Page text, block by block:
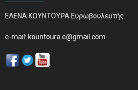
ΕΛΕΝΑ ΚΟΥΝΤΟΥΡΑ Ευρωβουλευτής
e-mail: kountoura.e@gmail.com